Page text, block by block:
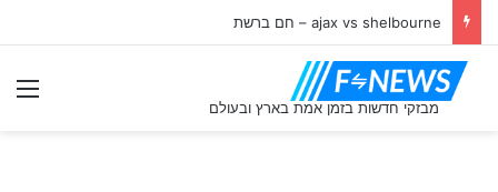
ajax vs shelbourne – חם ברשת